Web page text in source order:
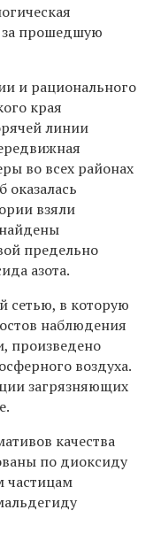
за прошедшую
и рационального
края
линии
во всех районах
оказалась
взяли
предельно
азота.
сетью, в которую
наблюдения
произведено
воздуха.
загрязняющих
качества
по диоксиду
частицам